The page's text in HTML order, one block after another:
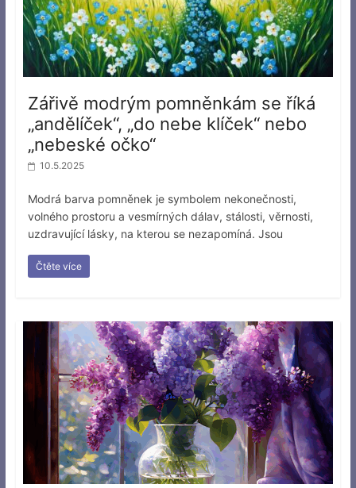
Zářivě modrým pomněnkám se říká
„andělíček“, „do nebe klíček“ nebo
„nebeské očko“
10.5.2025
Modrá barva pomněnek je symbolem nekonečnosti,
volného prostoru a vesmírných dálav, stálosti, věrnosti,
uzdravující lásky, na kterou se nezapomíná. Jsou
Čtěte více